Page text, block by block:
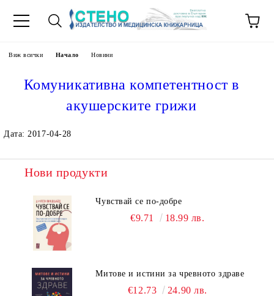
Виж всички Начало Новини
Комуникативна компетентност в
акушерските грижи
Дата: 2017-04-28
Нови продукти
Чувствай се по-добре
€9.71 18.99 лв.
Митове и истини за чревното здраве
€12.73 24.90 лв.